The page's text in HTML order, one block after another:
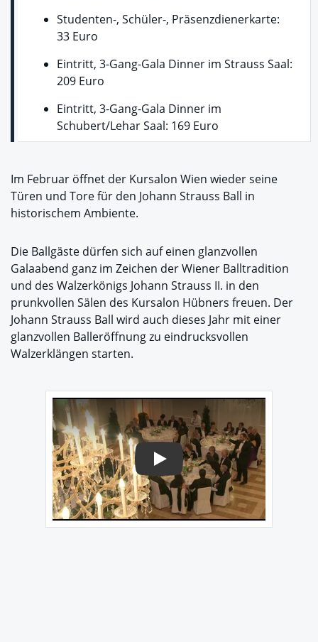
Studenten-, Schüler-, Präsenzdienerkarte:
33 Euro
Eintritt, 3-Gang-Gala Dinner im Strauss Saal:
209 Euro
Eintritt, 3-Gang-Gala Dinner im
Schubert/Lehar Saal: 169 Euro
Im Februar öffnet der Kursalon Wien wieder seine
Türen und Tore für den Johann Strauss Ball in
historischem Ambiente.
Die Ballgäste dürfen sich auf einen glanzvollen
Galaabend ganz im Zeichen der Wiener Balltradition
und des Walzerkönigs Johann Strauss II. in den
prunkvollen Sälen des Kursalon Hübners freuen. Der
Johann Strauss Ball wird auch dieses Jahr mit einer
glanzvollen Balleröffnung zu eindrucksvollen
Walzerklängen starten.
Play